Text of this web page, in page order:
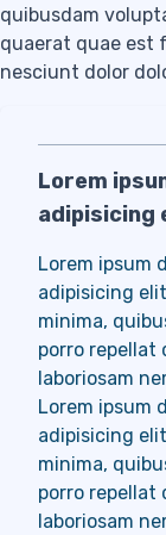
quibusdam
quaerat quae est
nesciunt dolor
Lorem
adipisicing
Lorem ipsum
adipisicing
minima,
porro repellat
laboriosam
Lorem ipsum
adipisicing
minima,
porro repellat
laboriosam